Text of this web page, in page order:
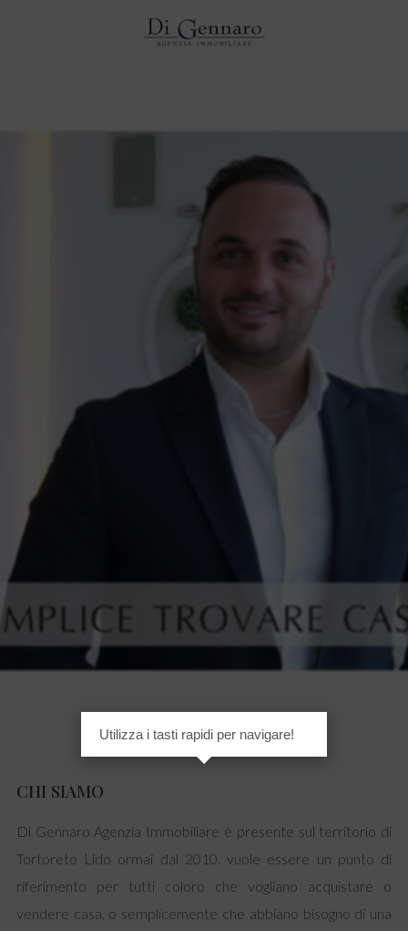
CHI SIAMO
Di Gennaro Agenzia Immobiliare è presente sul territorio di
Tortoreto Lido ormai dal 2010. vuole essere un punto di
riferimento per tutti coloro che vogliano acquistare o
vendere casa, o semplicemente che abbiano bisogno di una
Utilizza i tasti rapidi per navigare!